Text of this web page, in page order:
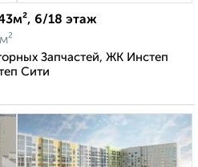
6/18 этаж
Запчастей, ЖК Инстеп
Сити